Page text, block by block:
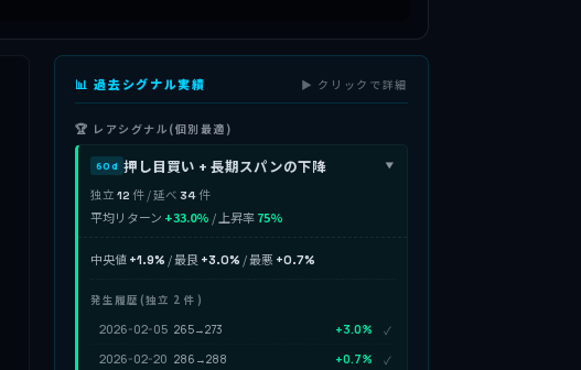
📊 過去シグナル実績 ▶ クリックで詳細
🏆 レアシグナル(個別最適)
60d 押し目買い + 長期スパンの下降 ▶
独立 12 件 / 延べ 34 件
平均リターン +33.0% / 上昇率75%
中央値 +1.9% / 最良 +3.0% / 最悪 +0.7%
発生履歴(独立 2 件)
2026-02-05 265→273 +3.0%
✓
2026-02-20 286→288 +0.7% ✓